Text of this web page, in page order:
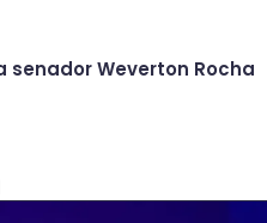
senador Weverton Rocha